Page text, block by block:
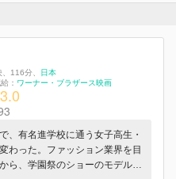
116分
日本
： ワーナー・ブラザース映画
3.0
、有名進学校に通う女子高生・
わった。ファッション業界を目
ら、学園祭のショーのモデルに